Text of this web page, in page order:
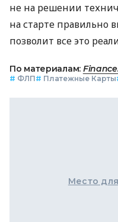
не на решении
на старте правильно
позволит все это
По материалам:
# ФЛП# Платежные Карты
Место